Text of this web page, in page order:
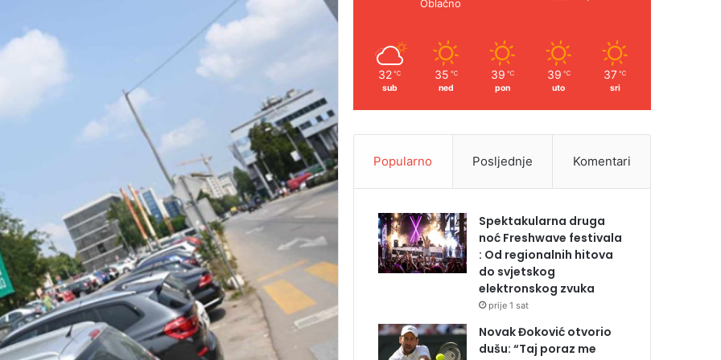
Oblačno
32 ℃
sub
35 ℃
ned
39 ℃
pon
39 ℃
uto
37 ℃
sri
Popularno Posljednje Komentari
Spektakularna druga
noć Freshwave festivala
: Od regionalnih hitova
do svjetskog
elektronskog zvuka
prije 1 sat
Novak Đoković otvorio
dušu: “Taj poraz me